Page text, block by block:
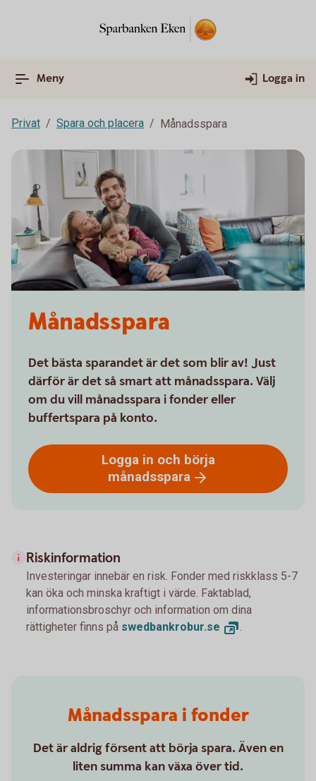
Meny Logga in
Privat Spara och placera Månadsspara
Månadsspara
Det bästa sparandet är det som blir av! Just
därför är det så smart att månadsspara. Välj
om du vill månadsspara i fonder eller
buffertspara på konto.
Logga in och börja
månadsspara
Riskinformation
Investeringar innebär en risk. Fonder med riskklass 5-7
kan öka och minska kraftigt i värde. Faktablad,
informationsbroschyr och information om dina
rättigheter finns på swedbankrobur.se .
Månadsspara i fonder
Det är aldrig försent att börja spara. Även en
liten summa kan växa över tid.